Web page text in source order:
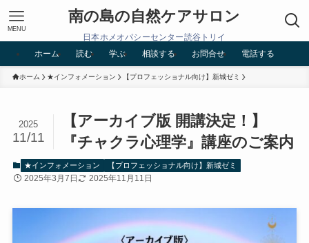
南の島の自然ケアサロン
日本ホメオパシーセンター読谷トリイ
MENU
ホーム 読む 学ぶ 相談する お問合せ 電話する
ホーム ★インフォメーション 【プロフェッショナル向け】新城ゼミ
【アーカイブ版 開講決定！】
『チャクラ心理学』講座のご案内
2025
11/11
★インフォメーション 【プロフェッショナル向け】新城ゼミ
2025年3月7日 2025年11月11日